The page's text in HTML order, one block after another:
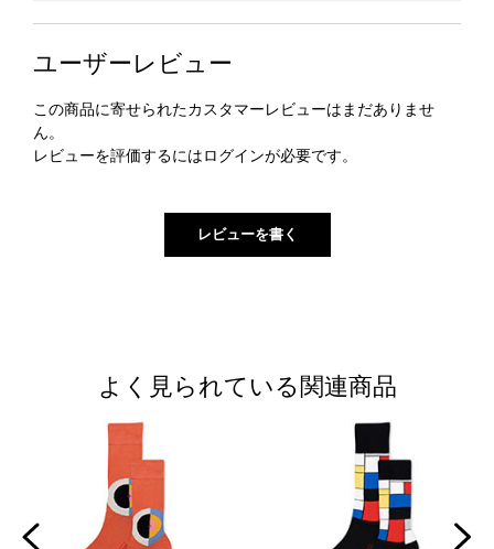
ユーザーレビュー
この商品に寄せられたカスタマーレビューはまだありませ
ん。
レビューを評価するには ログインが必要です。
よく見られている関連商品